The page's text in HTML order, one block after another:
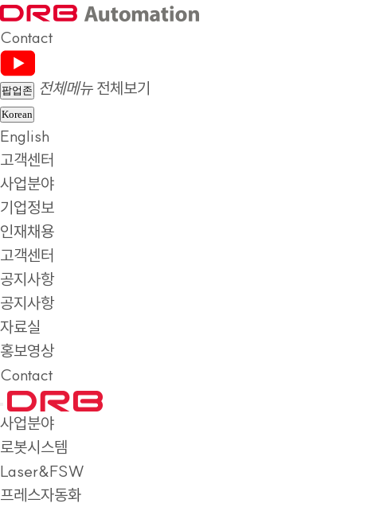
Contact
팝업존 전체메뉴 전체보기
Korean
English
고객센터
사업분야
기업정보
인재채용
고객센터
공지사항
공지사항
자료실
홍보영상
Contact
사업분야
로봇시스템
Laser&FSW
프레스자동화